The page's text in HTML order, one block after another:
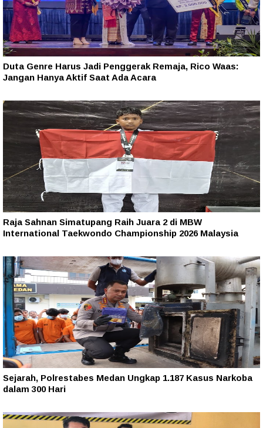
Duta Genre Harus Jadi Penggerak Remaja, Rico Waas:
Jangan Hanya Aktif Saat Ada Acara
Raja Sahnan Simatupang Raih Juara 2 di MBW
International Taekwondo Championship 2026 Malaysia
Sejarah, Polrestabes Medan Ungkap 1.187 Kasus Narkoba
dalam 300 Hari